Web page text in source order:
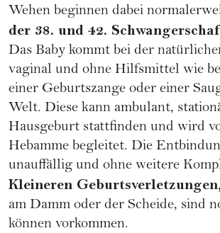
Wehen beginnen dabei
der 38. und 42.
Das Baby kommt bei der
vaginal und ohne Hilfsmittel wie
einer Geburtszange oder einer
Welt. Diese kann ambulant,
Hausgeburt stattfinden und wird
Hebamme begleitet. Die
unauffällig und ohne weitere
Kleineren Geburtsverletzungen,
am Damm oder der Scheide, sind
können vorkommen.